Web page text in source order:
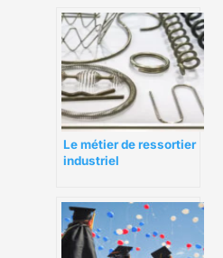
Le métier de ressortier
industriel